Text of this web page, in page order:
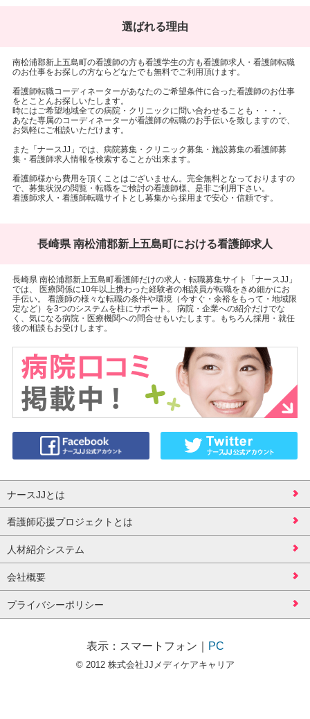
選ばれる理由
南松浦郡新上五島町の看護師の方も看護学生の方も看護師求人・看護師転職
のお仕事をお探しの方ならどなたでも無料でご利用頂けます。
看護師転職コーディネーターがあなたのご希望条件に合った看護師のお仕事
をとことんお探しいたします。
時にはご希望地域全ての病院・クリニックに問い合わせることも・・・。
あなた専属のコーディネーターが看護師の転職のお手伝いを致しますので、
お気軽にご相談いただけます。
また「ナースJJ」では、病院募集・クリニック募集・施設募集の看護師募
集・看護師求人情報を検索することが出来ます。
看護師様から費用を頂くことはございません。完全無料となっておりますの
で、募集状況の閲覧・転職をご検討の看護師様、是非ご利用下さい。
看護師求人・看護師転職サイトとし募集から採用まで安心・信頼です。
長崎県 南松浦郡新上五島町における看護師求人
長崎県 南松浦郡新上五島町看護師だけの求人・転職募集サイト「ナースJJ」
では、 医療関係に10年以上携わった経験者の相談員が転職をきめ細かにお
手伝い。 看護師の様々な転職の条件や環境（今すぐ・余裕をもって・地域限
定など）を3つのシステムを柱にサポート。 病院・企業への紹介だけでな
く、気になる病院・医療機関への問合せもいたします。もちろん採用・就任
後の相談もお受けします。
ナースJJとは
看護師応援プロジェクトとは
人材紹介システム
会社概要
プライバシーポリシー
表示： スマートフォン PC
© 2012 株式会社JJメディケアキャリア